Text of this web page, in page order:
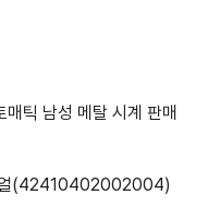
틱 남성 메탈 시계 판매
얼(42410402002004)